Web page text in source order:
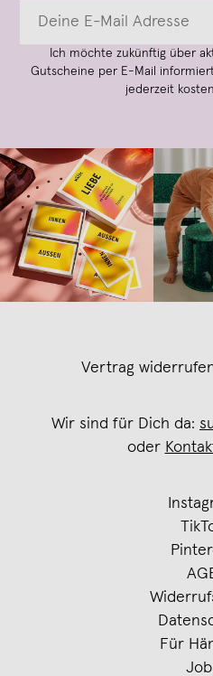
Ich möchte zukünftig über
Gutscheine per E-Mail
jederzeit
Vertrag
Wir sind für Dich da:
oder
Für